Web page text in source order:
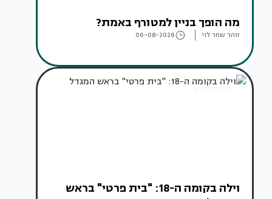
מה הופך בניין למטורף באמת?
זוהר שחר לוי 06-08-2026
עיצוב בתים
וילה בקומה ה-18: "בית פרטי" בראש